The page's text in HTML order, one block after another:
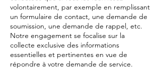
volontairement, par exemple en remplissant
un formulaire de contact, une demande de
soumission, une demande de rappel, etc.
Notre engagement se focalise sur la
collecte exclusive des informations
essentielles et pertinentes en vue de
répondre à votre demande de service.